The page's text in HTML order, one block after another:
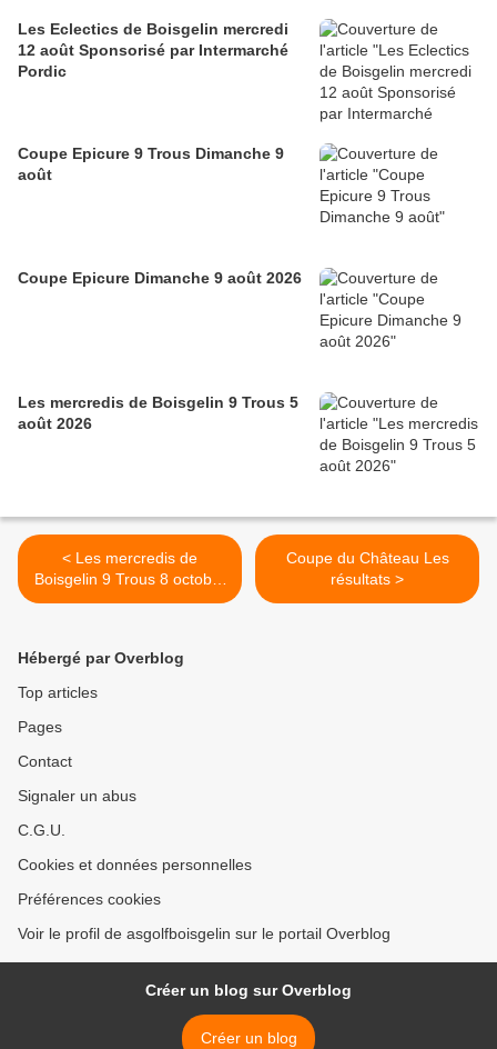
Les Eclectics de Boisgelin mercredi
12 août Sponsorisé par Intermarché
Pordic
Coupe Epicure 9 Trous Dimanche 9
août
Coupe Epicure Dimanche 9 août 2026
Les mercredis de Boisgelin 9 Trous 5
août 2026
< Les mercredis de
Boisgelin 9 Trous 8 octobre
2025
Coupe du Château Les
résultats >
Hébergé par Overblog
Top articles
Pages
Contact
Signaler un abus
C.G.U.
Cookies et données personnelles
Préférences cookies
Voir le profil de asgolfboisgelin sur le portail Overblog
Créer un blog sur Overblog
Créer un blog